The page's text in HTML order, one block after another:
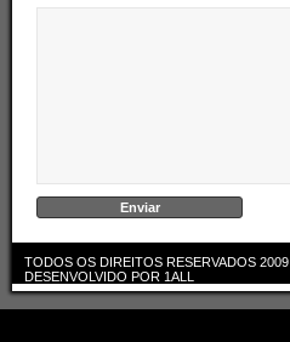
TODOS OS DIREITOS RESERVADOS 2009
DESENVOLVIDO POR 1ALL